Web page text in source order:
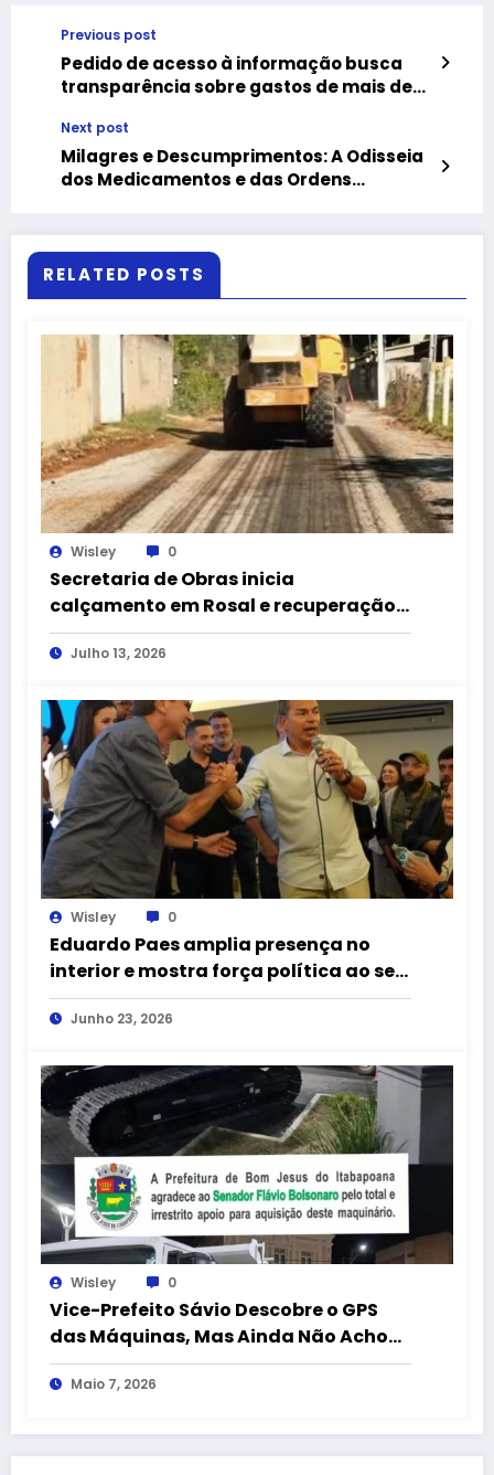
Previous post
Pedido de acesso à informação busca
transparência sobre gastos de mais de
manutenção
Next post
Milagres e Descumprimentos: A Odisseia
dos Medicamentos e das Ordens
RELATED POSTS
Wisley 0
Secretaria de Obras inicia
calçamento em Rosal e recuperação
de ruas na Usina Santa Isabel
Julho 13, 2026
Wisley 0
Eduardo Paes amplia presença no
interior e mostra força política ao ser
recebido por prefeitos e ex-prefeitos:
a arte de unir até rivais na mesma
Junho 23, 2026
Wisley 0
Vice-Prefeito Sávio Descobre o GPS
das Máquinas, Mas Ainda Não Achou
os Remédios
Maio 7, 2026